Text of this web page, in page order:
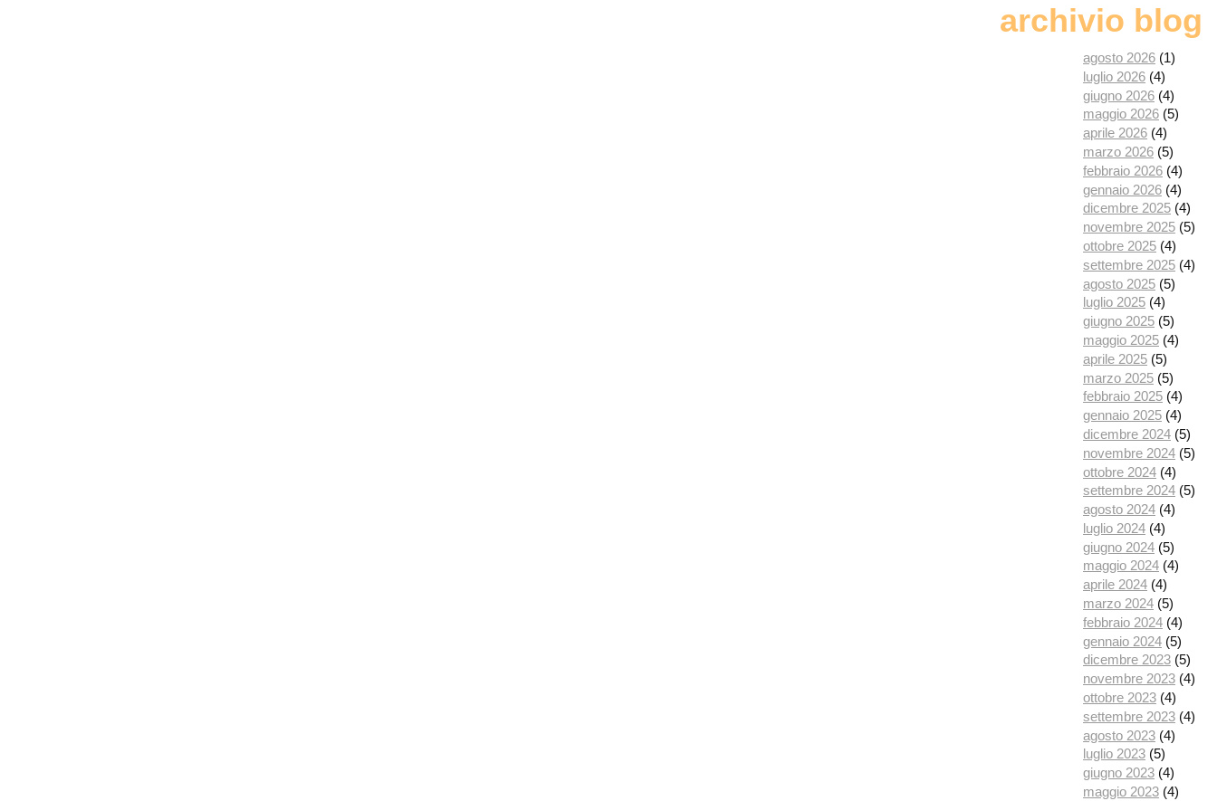
archivio blog
agosto 2026 (1)
luglio 2026 (4)
giugno 2026 (4)
maggio 2026 (5)
aprile 2026 (4)
marzo 2026 (5)
febbraio 2026 (4)
gennaio 2026 (4)
dicembre 2025 (4)
novembre 2025 (5)
ottobre 2025 (4)
settembre 2025 (4)
agosto 2025 (5)
luglio 2025 (4)
giugno 2025 (5)
maggio 2025 (4)
aprile 2025 (5)
marzo 2025 (5)
febbraio 2025 (4)
gennaio 2025 (4)
dicembre 2024 (5)
novembre 2024 (5)
ottobre 2024 (4)
settembre 2024 (5)
agosto 2024 (4)
luglio 2024 (4)
giugno 2024 (5)
maggio 2024 (4)
aprile 2024 (4)
marzo 2024 (5)
febbraio 2024 (4)
gennaio 2024 (5)
dicembre 2023 (5)
novembre 2023 (4)
ottobre 2023 (4)
settembre 2023 (4)
agosto 2023 (4)
luglio 2023 (5)
giugno 2023 (4)
maggio 2023 (4)